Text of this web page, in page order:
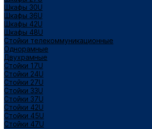
Шкафы 30U
Шкафы 36U
Шкафы 42U
Шкафы 48U
Стойки телекоммуникационные
Однорамные
Двухрамные
Стойки 17U
Стойки 24U
Стойки 27U
Стойки 33U
Стойки 37U
Стойки 42U
Стойки 45U
Стойки 47U